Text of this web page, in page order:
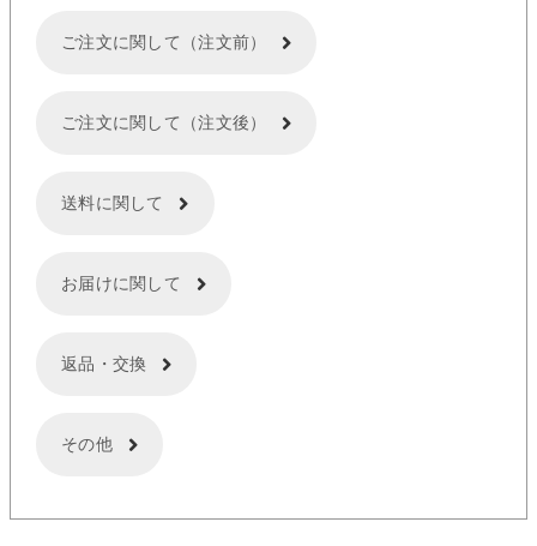
ご注文に関して（注文前）
ご注文に関して（注文後）
送料に関して
お届けに関して
返品・交換
その他